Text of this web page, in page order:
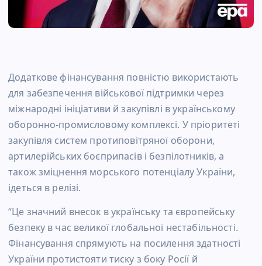
Додаткове фінансування повністю використають
для забезпечення військової підтримки через
міжнародні ініціативи й закупівлі в українському
оборонно-промисловому комплексі. У пріоритеті
закупівля систем протиповітряної оборони,
артилерійських боєприпасів і безпілотників, а
також зміцнення морського потенціалу України,
ідеться в релізі.
“Це значний внесок в українську та європейську
безпеку в час великої глобальної нестабільності.
Фінансування спрямують на посилення здатності
України протистояти тиску з боку Росії й